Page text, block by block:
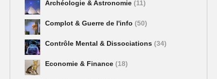
Archéologie & Astronomie (11)
Complot & Guerre de l'info (50)
Contrôle Mental & Dissociations (34)
Economie & Finance (18)